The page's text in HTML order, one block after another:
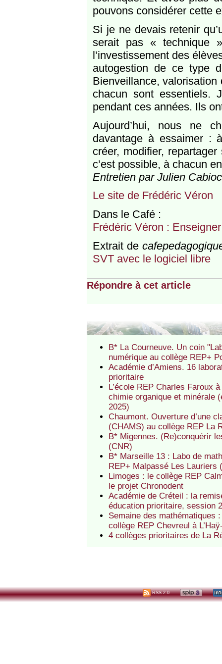
pouvons considérer cette
Si je ne devais retenir
serait pas « technique
l’investissement des
autogestion de ce type
Bienveillance, valorisation
chacun sont
pendant ces années. Ils
Aujourd’hui, nous ne
davantage à essaimer :
créer, modifier,
c’est possible, à chacun
Entretien par Julien
Le site de Frédéric Véron
Dans le Café :
Frédéric Véron :
Extrait de
SVT avec le logiciel libre
Répondre à cet article
B* La Courneuve. Un coin
numérique au collège REP+
Académie d’Amiens. 16
prioritaire
L’école REP Charles Faroux
chimie organique et minérale
2025)
Chaumont. Ouverture d’une
(CHAMS) au collège REP La
B* Migennes. (Re)conquérir
(CNR)
B* Marseille 13 : Labo de
REP+ Malpassé Les Lauriers
Limoges : le collège REP
le projet Chronodent
Académie de Créteil : la
éducation prioritaire, session
Semaine des mathématiques
collège REP Chevreul à
4 collèges prioritaires de La
RSS 2.0